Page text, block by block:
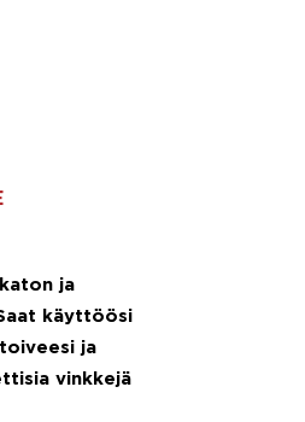
ja
käyttöösi
ja
vinkkejä